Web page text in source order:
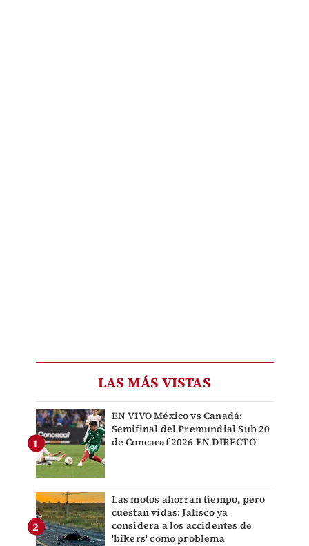
LAS MÁS VISTAS
EN VIVO México vs Canadá:
Semifinal del Premundial Sub 20
de Concacaf 2026 EN DIRECTO
Las motos ahorran tiempo, pero
cuestan vidas: Jalisco ya
considera a los accidentes de
'bikers' como problema